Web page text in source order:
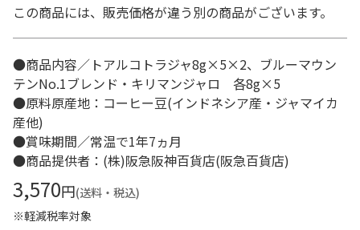
この商品には、販売価格が違う別の商品がございます。
●商品内容／トアルコトラジャ8g×5×2、ブルーマウン
テンNo.1ブレンド・キリマンジャロ 各8g×5
●原料原産地：コーヒー豆(インドネシア産・ジャマイカ
産他)
●賞味期間／常温で1年7ヵ月
●商品提供者：(株)阪急阪神百貨店(阪急百貨店)
3,570円(送料・税込)
※軽減税率対象